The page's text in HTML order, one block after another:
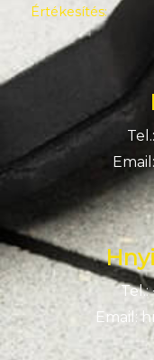
Értékesítés:
Email: